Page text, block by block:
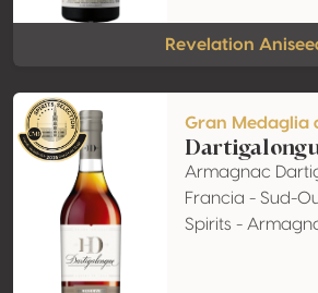
Revelation
Gran Medaglia
Armagnac
Francia - Sud-
Spirits -